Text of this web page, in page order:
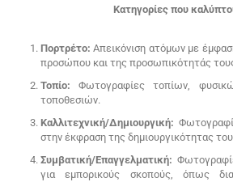
Κατηγορίες που
Πορτρέτο: Απεικόνιση ατόμων με
προσώπου και της προσωπικότητάς
Τοπίο: Φωτογραφίες τοπίων,
τοποθεσιών.
Καλλιτεχνική/Δημιουργική:
στην έκφραση της δημιουργικότητας
Συμβατική/Επαγγελματική:
για εμπορικούς σκοπούς, όπως